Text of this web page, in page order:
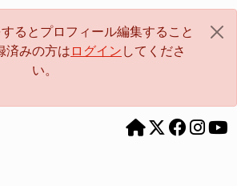
るとプロフィール編集すること
済みの方は ログイン してくださ
い。